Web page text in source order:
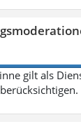
gilt als